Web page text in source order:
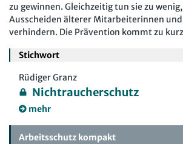
zu gewinnen. Gleichzeitig tun sie zu
Ausscheiden älterer Mitarbeiterinnen
verhindern. Die Prävention kommt zu
Stichwort
Rüdiger Granz
Nichtraucherschutz
mehr
Arbeitsschutz kompakt